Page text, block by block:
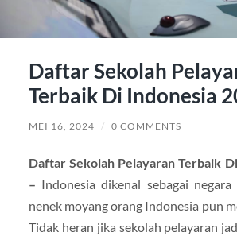
Daftar Sekolah
Terbaik Di Indonesia
MEI 16, 2024 / 0 COMMENTS
Daftar Sekolah Pelayaran Terbaik
– Indonesia dikenal sebagai
nenek moyang orang Indonesia pun
Tidak heran jika sekolah pelayaran